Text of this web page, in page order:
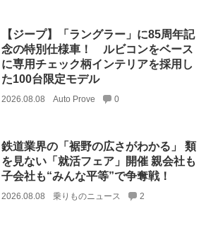
【ジープ】「ラングラー」に85周年記
念の特別仕様車！ ルビコンをベース
に専用チェック柄インテリアを採用し
た100台限定モデル
2026.08.08 Auto Prove 0
鉄道業界の「裾野の広さがわかる」 類
を見ない「就活フェア」開催 親会社も
子会社も“みんな平等”で争奪戦！
2026.08.08 乗りものニュース 2